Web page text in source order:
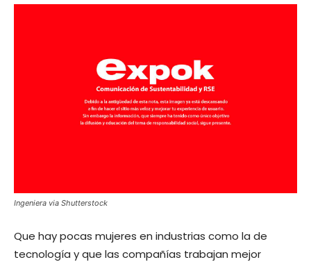
Ingeniera via Shutterstock
Que hay pocas mujeres en industrias como la de
tecnología y que las compañías trabajan mejor